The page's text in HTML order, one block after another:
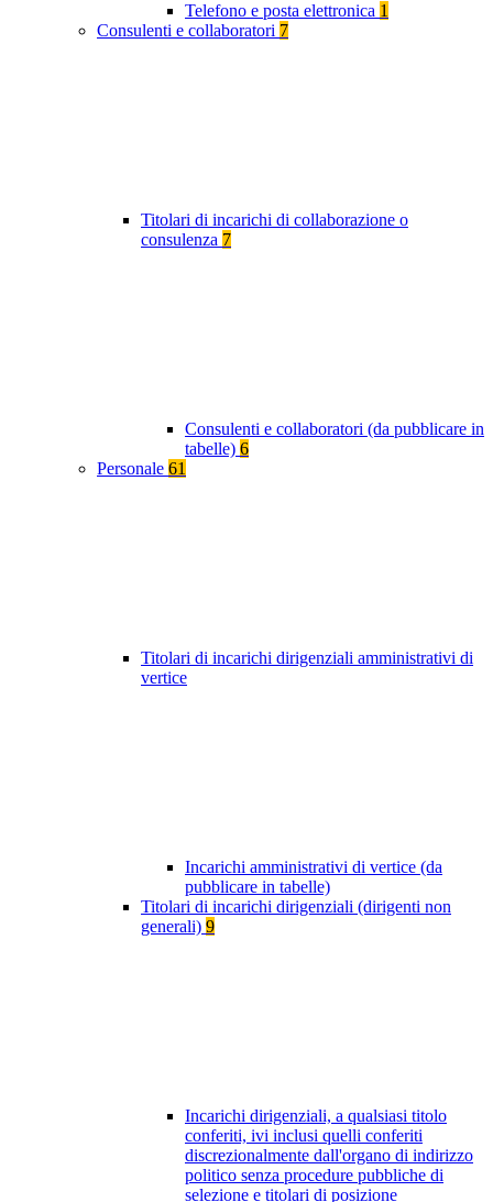
Telefono e posta elettronica 1
Consulenti e collaboratori 7
Titolari di incarichi di collaborazione o
consulenza 7
Consulenti e collaboratori (da pubblicare in
tabelle) 6
Personale 61
Titolari di incarichi dirigenziali amministrativi di
vertice
Incarichi amministrativi di vertice (da
pubblicare in tabelle)
Titolari di incarichi dirigenziali (dirigenti non
generali) 9
Incarichi dirigenziali, a qualsiasi titolo
conferiti, ivi inclusi quelli conferiti
discrezionalmente dall'organo di indirizzo
politico senza procedure pubbliche di
selezione e titolari di posizione